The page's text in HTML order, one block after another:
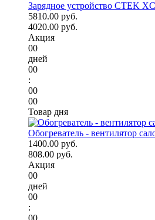
Зарядное устройство CTEK
5810.00 руб.
4020.00 руб.
Акция
00
дней
00
:
00
00
Товар дня
Обогреватель - вентилятор
1400.00 руб.
808.00 руб.
Акция
00
дней
00
: